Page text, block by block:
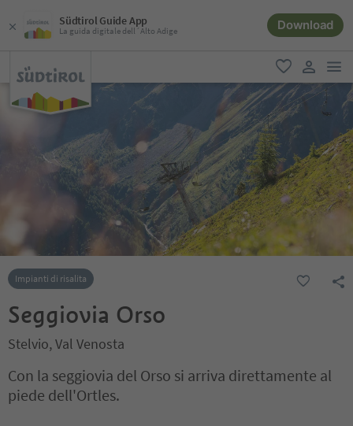
Südtirol Guide App
La guida digitale dell´Alto Adige Download
favoriti
user link
Impianti di risalita
Seggiovia Orso
Stelvio, Val Venosta
Con la seggiovia del Orso si arriva direttamente al
piede dell'Ortles.